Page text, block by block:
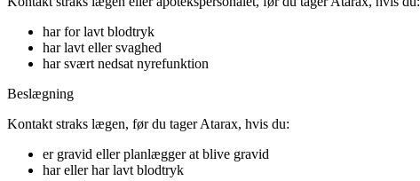
har for lavt blodtryk
har lavt eller svaghed
har svært nedsat nyrefunktion
Beslægning
Kontakt straks lægen, før du tager Atarax, hvis du:
er gravid eller planlægger at blive gravid
har eller har lavt blodtryk